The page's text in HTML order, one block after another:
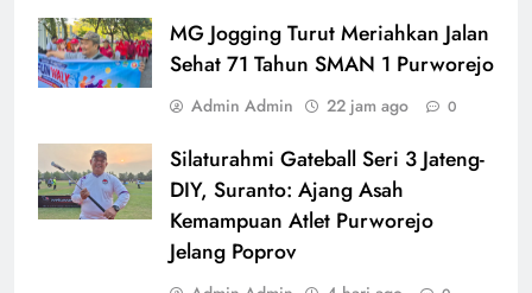
MG Jogging Turut Meriahkan Jalan
Sehat 71 Tahun SMAN 1 Purworejo
Admin Admin 22 jam ago 0
Silaturahmi Gateball Seri 3 Jateng-
DIY, Suranto: Ajang Asah
Kemampuan Atlet Purworejo
Jelang Poprov